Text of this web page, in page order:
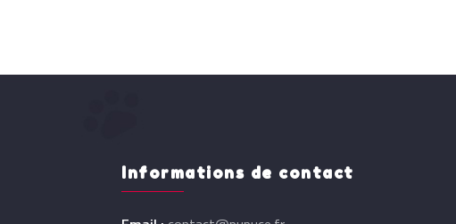
Informations de contact